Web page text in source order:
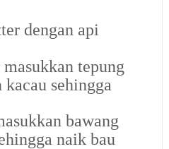
dengan api
tepung
kacau sehingga
bawang
naik bau